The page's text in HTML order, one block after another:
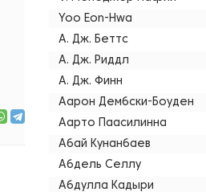
Yoo Eon-Hwa
А. Дж. Беттс
А. Дж. Риддл
А. Дж. Финн
Аарон Дембски-Боуден
Аарто Паасилинна
Абай Кунанбаев
Абдель Селлу
Абдулла Кадыри